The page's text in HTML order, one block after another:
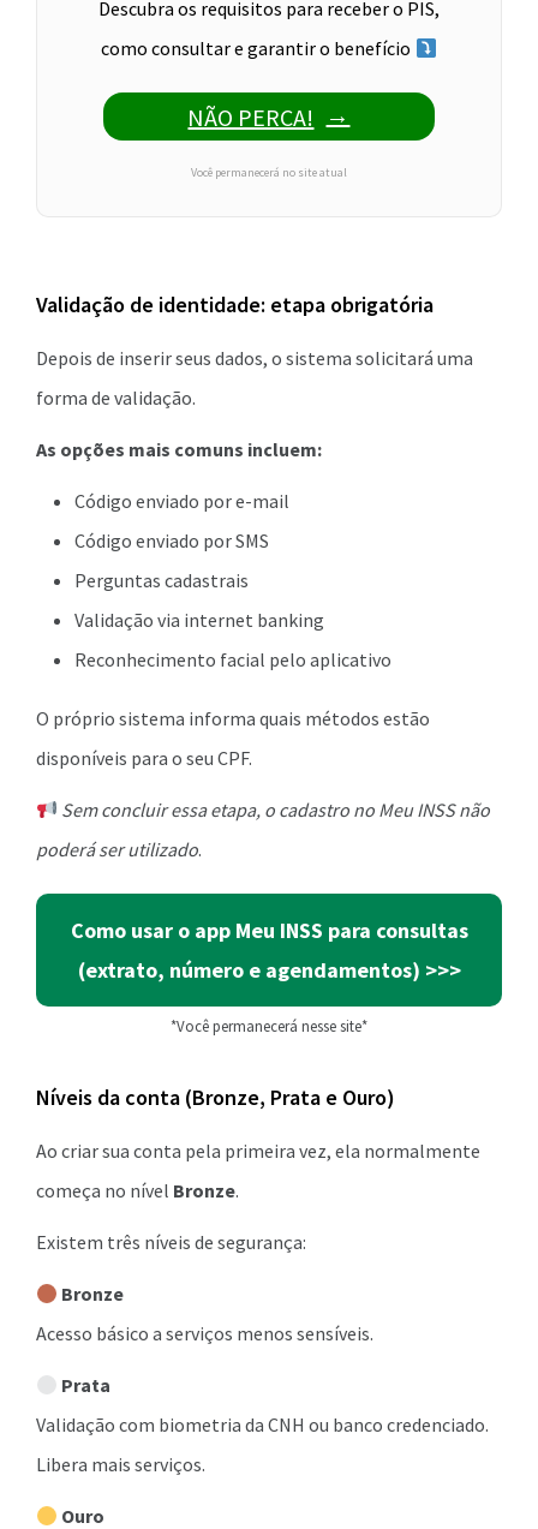
Descubra os requisitos para receber o PIS,
como consultar e garantir o benefício
NÃO PERCA!
Você permanecerá no site atual
Validação de identidade: etapa obrigatória
Depois de inserir seus dados, o sistema solicitará uma
forma de validação.
As opções mais comuns incluem:
Código enviado por e-mail
Código enviado por SMS
Perguntas cadastrais
Validação via internet banking
Reconhecimento facial pelo aplicativo
O próprio sistema informa quais métodos estão
disponíveis para o seu CPF.
Sem concluir essa etapa, o cadastro no Meu INSS não
poderá ser utilizado.
Como usar o app Meu INSS para consultas
(extrato, número e agendamentos) >>>
*Você permanecerá nesse site*
Níveis da conta (Bronze, Prata e Ouro)
Ao criar sua conta pela primeira vez, ela normalmente
começa no nível Bronze.
Existem três níveis de segurança:
Bronze
Acesso básico a serviços menos sensíveis.
Prata
Validação com biometria da CNH ou banco credenciado.
Libera mais serviços.
Ouro